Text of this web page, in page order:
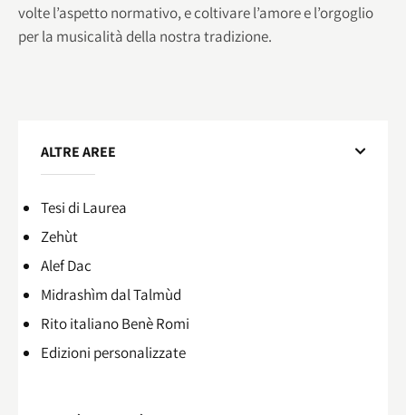
volte l’aspetto normativo, e coltivare l’amore e l’orgoglio
per la musicalità della nostra tradizione.
ALTRE AREE
Tesi di Laurea
Zehùt
Alef Dac
Midrashìm dal Talmùd
Rito italiano Benè Romi​
Edizioni personalizzate